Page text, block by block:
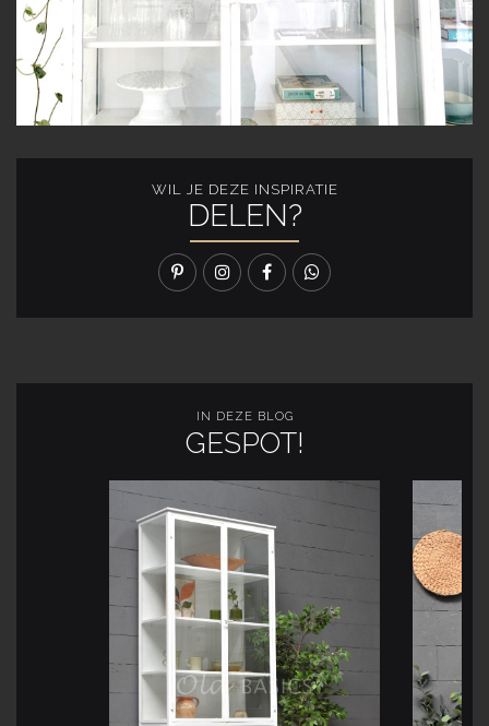
WIL JE DEZE INSPIRATIE
DELEN?
IN DEZE BLOG
GESPOT!